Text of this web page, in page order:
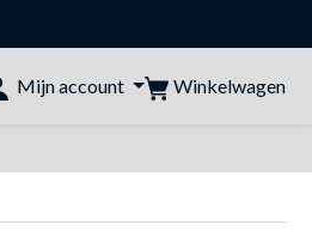
Mijn account Winkelwagen